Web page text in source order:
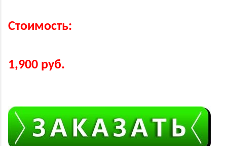
Стоимость:
1,900 руб.